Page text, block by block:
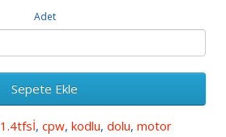
Adet
Sepete Ekle
1.4tfsİ, cpw, kodlu, dolu, motor